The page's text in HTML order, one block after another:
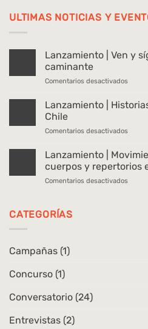
ULTIMAS NOTICIAS Y
Lanzamiento | Ven y
caminante
Comentarios desactivados
de
un
Lanzamiento |
Chile
Comentarios desactivados
de
las
Lanzamiento |
cuerpos y repertorios
Comentarios desactivados
CATEGORÍAS
Campañas (1)
Concurso (1)
Conversatorio (24)
Entrevistas (2)